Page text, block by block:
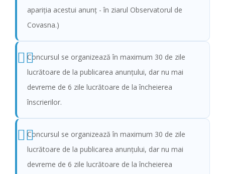
apariţia acestui anunţ - în ziarul Observatorul de
Covasna.)
Concursul se organizează în maximum 30 de zile
lucrătoare de la publicarea anunţului, dar nu mai
devreme de 6 zile lucrătoare de la încheierea
înscrierilor.
Concursul se organizează în maximum 30 de zile
lucrătoare de la publicarea anunţului, dar nu mai
devreme de 6 zile lucrătoare de la încheierea